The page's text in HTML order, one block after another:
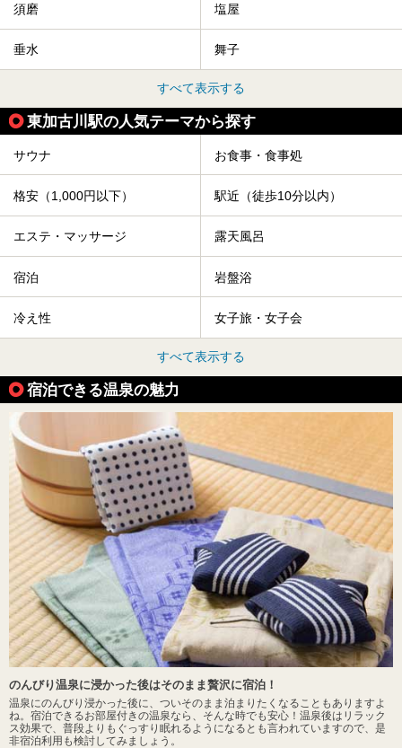
須磨 塩屋
垂水 舞子
すべて表示する
東加古川駅の人気テーマから探す
サウナ お食事・食事処
格安（1,000円以下） 駅近（徒歩10分以内）
エステ・マッサージ 露天風呂
宿泊 岩盤浴
冷え性 女子旅・女子会
すべて表示する
宿泊できる温泉の魅力
のんびり温泉に浸かった後はそのまま贅沢に宿泊！
温泉にのんびり浸かった後に、ついそのまま泊まりたくなることもありますよ
ね。宿泊できるお部屋付きの温泉なら、そんな時でも安心！温泉後はリラック
ス効果で、普段よりもぐっすり眠れるようになるとも言われていますので、是
非宿泊利用も検討してみましょう。